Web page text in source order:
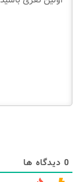
0 دیدگاه ها